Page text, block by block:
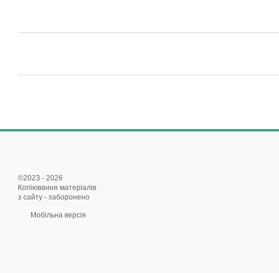
©2023 - 2026
Копіювання матеріалів
з сайту - заборонено
Мобільна версія